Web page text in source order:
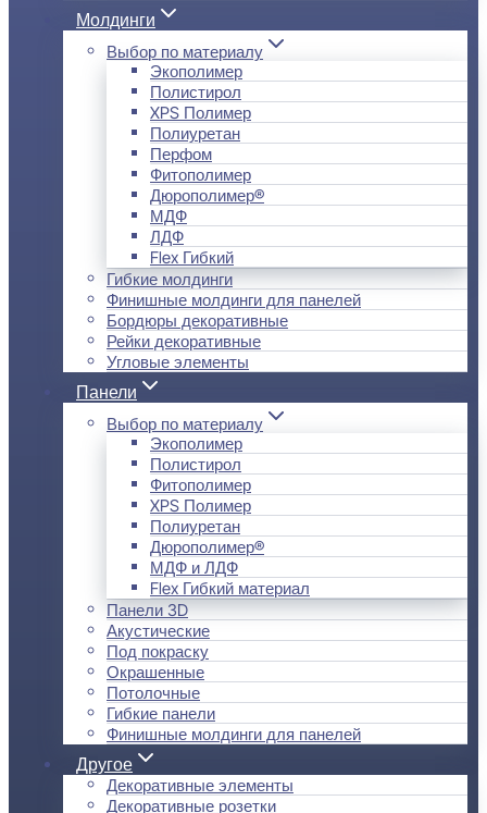
Молдинги
Выбор по материалу
Экополимер
Полистирол
XPS Полимер
Полиуретан
Перфом
Фитополимер
Дюрополимер®
МДФ
ЛДФ
Flex Гибкий
Гибкие молдинги
Финишные молдинги для панелей
Бордюры декоративные
Рейки декоративные
Угловые элементы
Панели
Выбор по материалу
Экополимер
Полистирол
Фитополимер
XPS Полимер
Полиуретан
Дюрополимер®
МДФ и ЛДФ
Flex Гибкий материал
Панели 3D
Акустические
Под покраску
Окрашенные
Потолочные
Гибкие панели
Финишные молдинги для панелей
Другое
Декоративные элементы
Декоративные розетки